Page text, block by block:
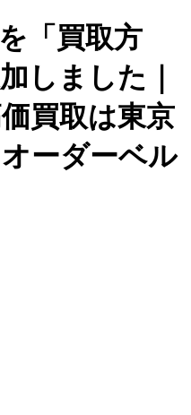
「買取方
しました｜
買取は東京
ーダーベル